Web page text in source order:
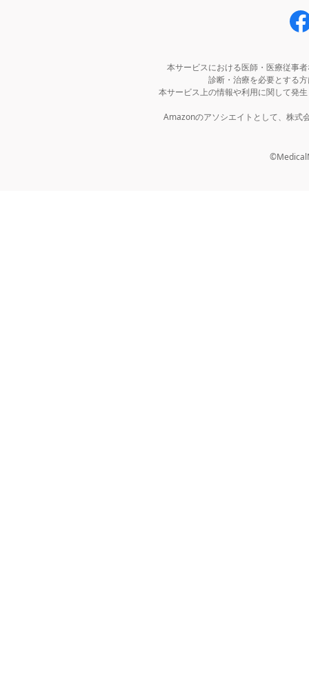
本サービスにおける医師・医療従事
診断・治療を必要とする
本サービス上の情報や利用に関して発
Amazonのアソシエイトとして、株式